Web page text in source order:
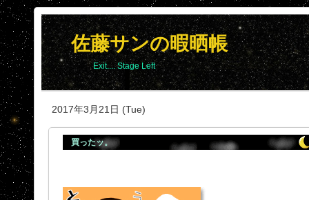
佐藤サンの暇晒帳
Exit.... Stage Left
2017年3月21日 (Tue)
買ったッ。